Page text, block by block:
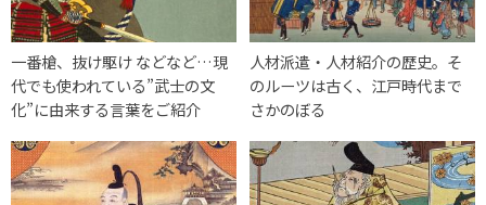
一番槍、抜け駆け などなど…現
代でも使われている”武士の文
化”に由来する言葉をご紹介
人材派遣・人材紹介の歴史。そ
のルーツは古く、江戸時代まで
さかのぼる